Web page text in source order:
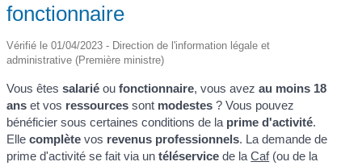
fonctionnaire
Vérifié le 01/04/2023 - Direction de l'information légale et
administrative (Première ministre)
Vous êtessalarié oufonctionnaire, vous avezau moins 18
ans et vos ressources sont modestes ? Vous pouvez
bénéficier sous certaines conditions de la prime d'activité.
Ellecomplète vos revenus professionnels. La demande de
prime d'activité se fait via untéléservice de laCaf(ou de la